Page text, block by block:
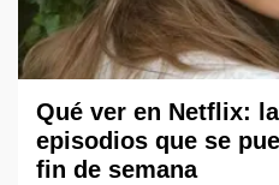
Qué ver en Netflix:
episodios que se
fin de semana